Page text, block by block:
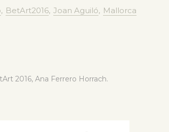
, BetArt2016, Joan Aguiló, Mallorca
2016, Ana Ferrero Horrach.